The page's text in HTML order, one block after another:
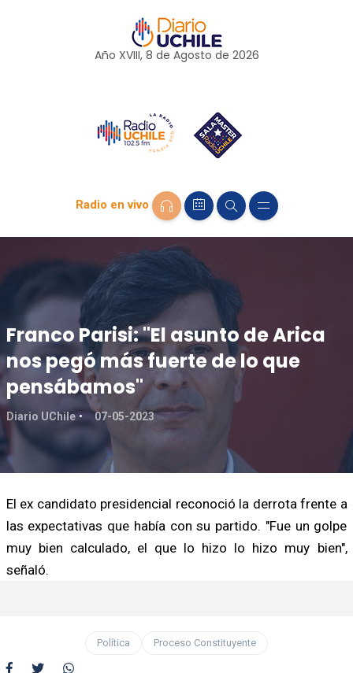
Año XVIII, 8 de Agosto de 2026
Radio en vivo
Franco Parisi: "El asunto de Arica
nos pegó más fuerte de lo que
pensábamos"
Diario UChile 07-05-2023
El ex candidato presidencial reconoció la derrota frente a
las expectativas que había con su partido. "Fue un golpe
muy bien calculado, el que lo hizo lo hizo muy bien",
señaló.
Política Proceso Constituyente